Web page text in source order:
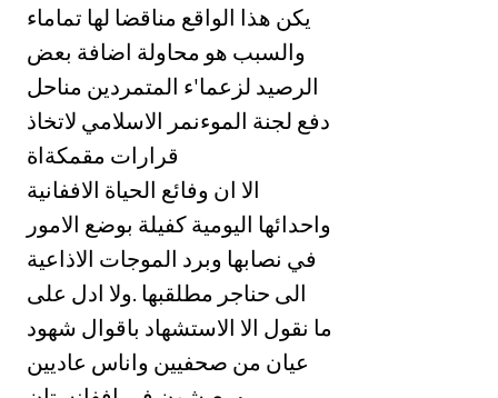
يكن هذا الواقع مناقضا لها تماماء
والسبب هو محاولة اضافة بعض
الرصيد لزعما'ء المتمردين مناحل
دفع لجنة الموءنمر الاسلامي لاتخاذ
قرارات مقمكةاة
الا ان وفائع الحياة الاففانية
واحدائها اليومية كفيلة بوضع الامور
في نصابها وبرد الموجات الاذاعية
الى حناجر مطلقبها .ولا ادل على
ما نقول الا الاستشهاد باقوال شهود
عيان من صحفيين واناس عاديين